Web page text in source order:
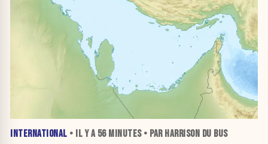
INTERNATIONAL • IL Y A 56 MINUTES• PAR HARRISON DU BUS